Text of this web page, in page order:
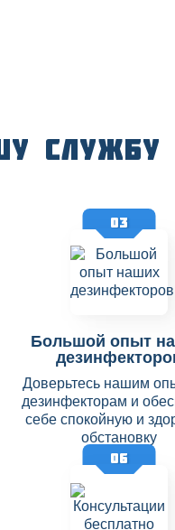
службу
03
Большой опыт
Доверьтесь нашим
дезинфекторам и
себе спокойную и
обстановку
06